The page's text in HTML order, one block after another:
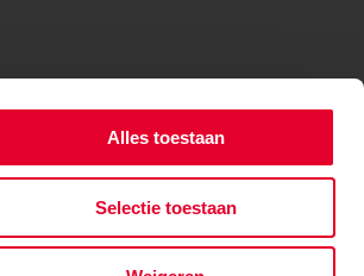
Alles toestaan
Selectie toestaan